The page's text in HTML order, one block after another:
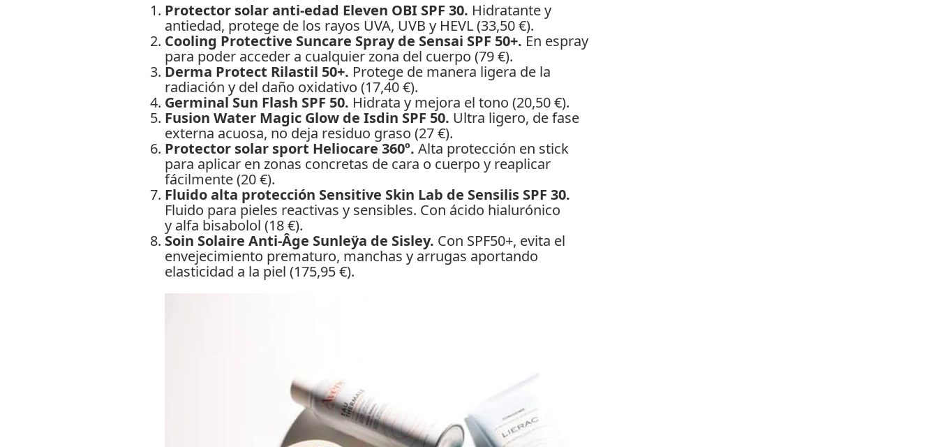
Protector solar anti-edad Eleven OBI SPF 30. Hidratante y
antiedad, protege de los rayos UVA, UVB y HEVL (33,50 €).
Cooling Protective Suncare Spray de Sensai SPF 50+. En espray
para poder acceder a cualquier zona del cuerpo (79 €).
Derma Protect Rilastil 50+. Protege de manera ligera de la
radiación y del daño oxidativo (17,40 €).
Germinal Sun Flash SPF 50. Hidrata y mejora el tono (20,50 €).
Fusion Water Magic Glow de Isdin SPF 50. Ultra ligero, de fase
externa acuosa, no deja residuo graso (27 €).
Protector solar sport Heliocare 360º. Alta protección en stick
para aplicar en zonas concretas de cara o cuerpo y reaplicar
fácilmente (20 €).
Fluido alta protección Sensitive Skin Lab de Sensilis SPF 30.
Fluido para pieles reactivas y sensibles. Con ácido hialurónico
y alfa bisabolol (18 €).
Soin Solaire Anti-Âge Sunleÿa de Sisley. Con SPF50+, evita el
envejecimiento prematuro, manchas y arrugas aportando
elasticidad a la piel (175,95 €).